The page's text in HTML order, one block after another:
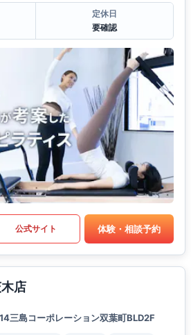
定休日
要確認
公式サイト 体験・相談予約
店
三島コーポレーション双葉町BLD2F